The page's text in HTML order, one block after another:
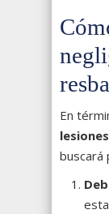
En
buscará